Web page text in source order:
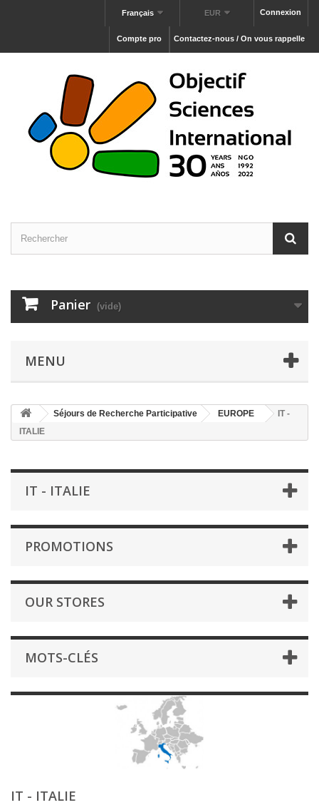
Connexion
EUR
Français
Contactez-nous / On vous rappelle
Compte pro
Panier (vide)
MENU
Séjours de Recherche Participative EUROPE
IT -
ITALIE
IT - ITALIE
PROMOTIONS
OUR STORES
MOTS-CLÉS
IT - ITALIE